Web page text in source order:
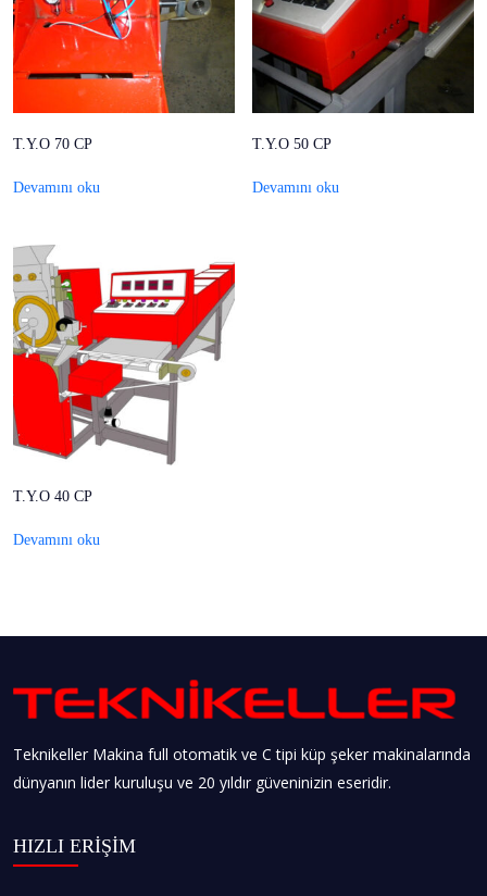
T.Y.O 70 CP
Devamını oku
T.Y.O 50 CP
Devamını oku
T.Y.O 40 CP
Devamını oku
Teknikeller Makina full otomatik ve C tipi küp şeker makinalarında
dünyanın lider kuruluşu ve 20 yıldır güveninizin eseridir.
HIZLI ERİŞİM